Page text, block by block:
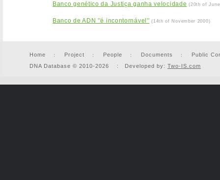
Banco genético da Justiça ganha velocidade (20th of
Banco de ADN ''é incontornável'' (14th of November 2000)
Home Project People Documents
Public
DNA Database © 2010-2026 : Developed by: Two-IS.com